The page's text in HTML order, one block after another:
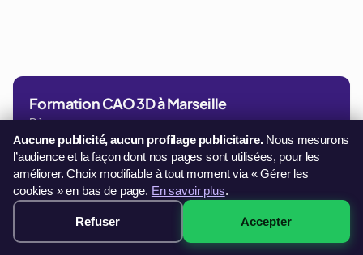
Formation CAO 3D à Marseille
Dès
349€
Paiement en 3× sans frais
Voir les sessions disponibles →
32 sessions disponibles à Marseille
Paiement 3× sans frais · démarrage immédiat →
349€ · Voir les sessions →
Aucune publicité, aucun profilage publicitaire.Nous mesurons
l’audience et la façon dont nos pages sont utilisées, pour les
améliorer. Choix modifiable à tout moment via « Gérer les
cookies » en bas de page. En savoir plus.
Refuser Accepter